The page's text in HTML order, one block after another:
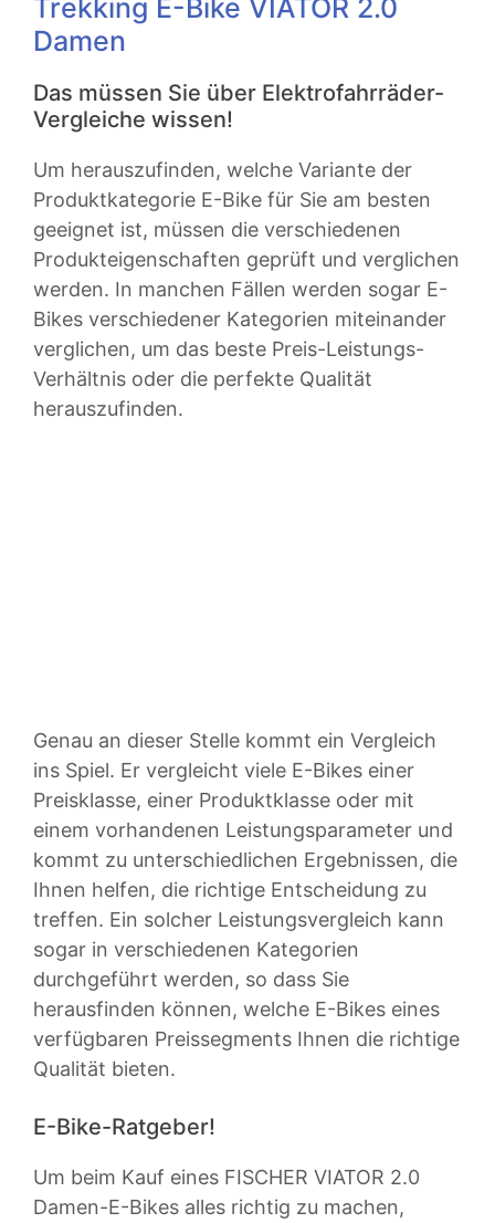
Trekking E-Bike VIATOR 2.0
Damen
Das müssen Sie über Elektrofahrräder-
Vergleiche wissen!
Um herauszufinden, welche Variante der
Produktkategorie E-Bike für Sie am besten
geeignet ist, müssen die verschiedenen
Produkteigenschaften geprüft und verglichen
werden. In manchen Fällen werden sogar E-
Bikes verschiedener Kategorien miteinander
verglichen, um das beste Preis-Leistungs-
Verhältnis oder die perfekte Qualität
herauszufinden.
Genau an dieser Stelle kommt ein Vergleich
ins Spiel. Er vergleicht viele E-Bikes einer
Preisklasse, einer Produktklasse oder mit
einem vorhandenen Leistungsparameter und
kommt zu unterschiedlichen Ergebnissen, die
Ihnen helfen, die richtige Entscheidung zu
treffen. Ein solcher Leistungsvergleich kann
sogar in verschiedenen Kategorien
durchgeführt werden, so dass Sie
herausfinden können, welche E-Bikes eines
verfügbaren Preissegments Ihnen die richtige
Qualität bieten.
E-Bike-Ratgeber!
Um beim Kauf eines FISCHER VIATOR 2.0
Damen-E-Bikes alles richtig zu machen,